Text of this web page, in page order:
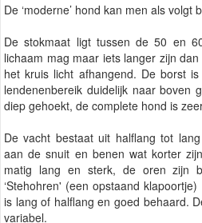
De ‘moderne’ hond kan men als volgt
De stokmaat ligt tussen de 50 en
lichaam mag maar iets langer zijn
het kruis licht afhangend. De borst
lendenenbereik duidelijk naar boven
diep gehoekt, de complete hond is
De vacht bestaat uit halflang tot
aan de snuit en benen wat korter
matig lang en sterk, de oren zijn
‘Stehohren' (een opstaand
is lang of halflang en goed behaard.
variabel.